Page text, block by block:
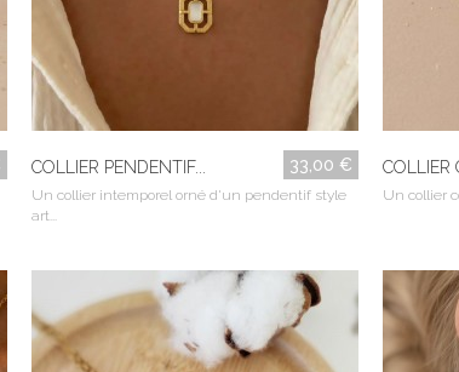
COLLIER PENDENTIF... 33,00 €
Un collier intemporel orné d'un pendentif style
art...
COLLIER
Un collier